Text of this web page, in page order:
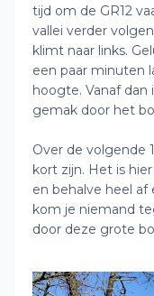
tijd om de GR12
vallei verder
klimt naar links.
een paar minuten
hoogte. Vanaf
gemak door het
Over de volgende
kort zijn. Het is
en behalve heel af
kom je niemand
door deze grote